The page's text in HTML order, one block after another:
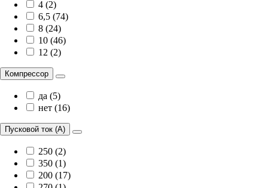
4 (2)
6,5 (74)
8 (24)
10 (46)
12 (2)
Компрессор
да (5)
нет (16)
Пусковой ток (А)
250 (2)
350 (1)
200 (17)